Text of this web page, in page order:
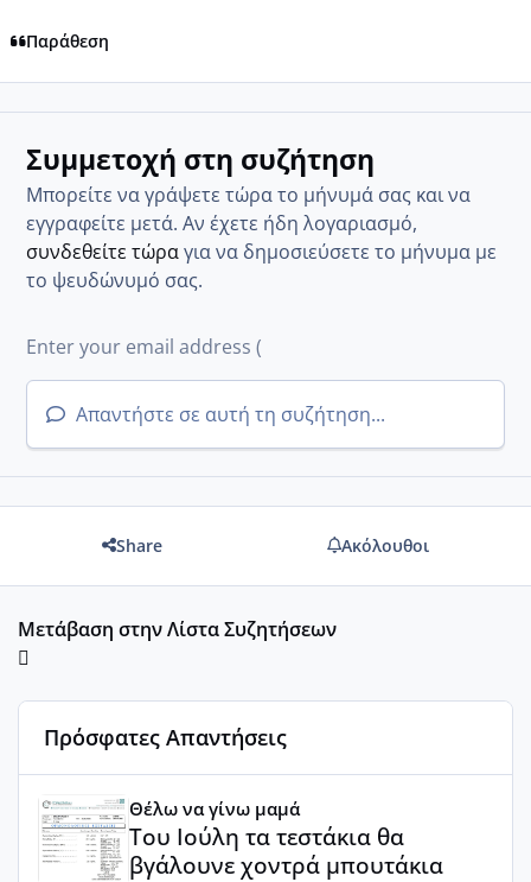
Παράθεση
Συμμετοχή στη συζήτηση
Μπορείτε να γράψετε τώρα το μήνυμά σας και να
εγγραφείτε μετά. Αν έχετε ήδη λογαριασμό,
συνδεθείτε τώραγια να δημοσιεύσετε το μήνυμα με
το ψευδώνυμό σας.
Απαντήστε σε αυτή τη συζήτηση...
Share Ακόλουθοι
Μετάβαση στην Λίστα Συζητήσεων
Πρόσφατες Απαντήσεις
Θέλω να γίνω μαμά
Του Ιούλη τα τεστάκια θα
βγάλουνε χοντρά μπουτάκια